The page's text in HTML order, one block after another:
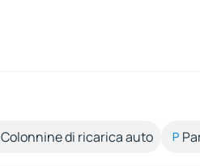
Colonnine di ricarica auto